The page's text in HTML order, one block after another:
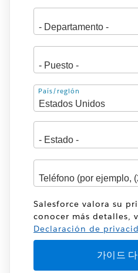
Dirección
País/región
Salesforce valora su
conocer más detalles,
Declaración de